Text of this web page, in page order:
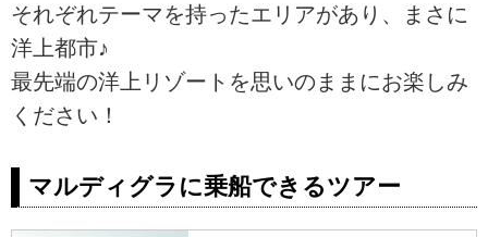
それぞれテーマを持ったエリアがあり、まさに
洋上都市♪
最先端の洋上リゾートを思いのままにお楽しみ
ください！
マルディグラに乗船できるツアー